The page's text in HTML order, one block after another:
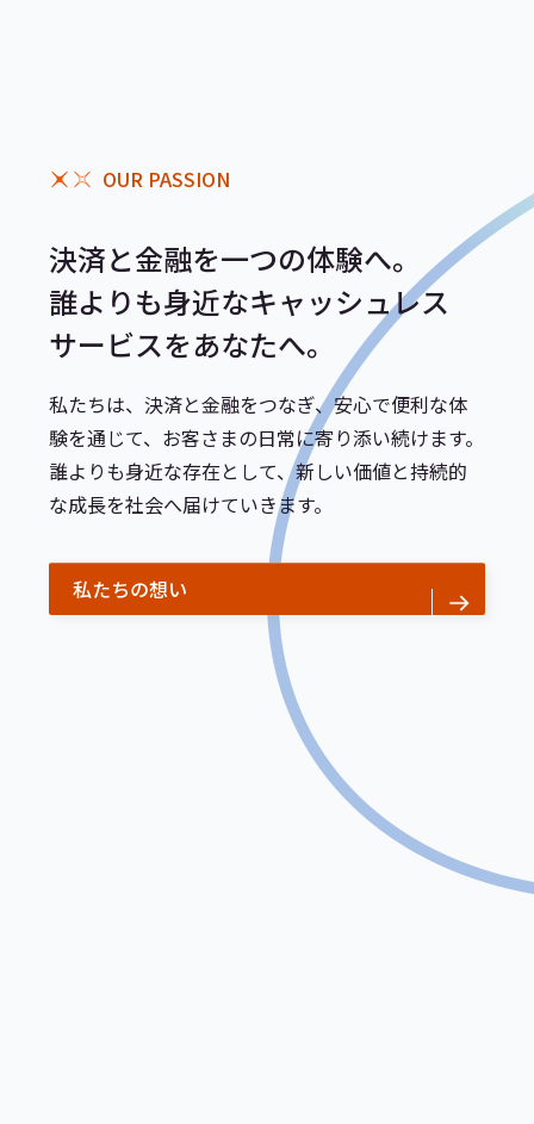
OUR PASSION
決済と金融を一つの体験へ。
誰よりも身近なキャッシュレス
サービスをあなたへ。
私たちは、決済と金融をつなぎ、安心で便利な体
験を通じて、お客さまの日常に寄り添い続けます。
誰よりも身近な存在として、新しい価値と持続的
な成長を社会へ届けていきます。
私たちの想い